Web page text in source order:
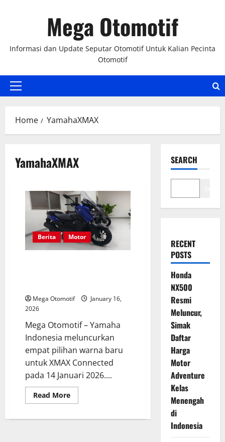
Mega Otomotif
Informasi dan Update Seputar Otomotif Untuk Kalian Pecinta
Otomotif
Primary
Home YamahaXMAX
YamahaXMAX
Berita Motor
Mega Otomotif
January 16,
2026
Mega Otomotif – Yamaha
Indonesia meluncurkan
empat pilihan warna baru
untuk XMAX Connected
pada 14 Januari 2026....
Read MoreRead
more
Perkenalkan
SEARCH
RECENT
POSTS
Honda
NX500
Resmi
Meluncur,
Simak
Daftar
Harga
Motor
Adventure
Kelas
Menengah
di
Indonesia